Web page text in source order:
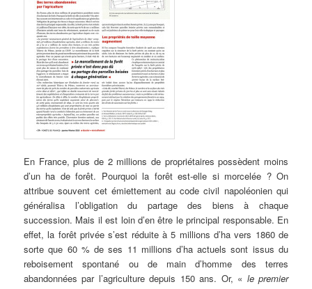
En France, plus de 2 millions de propriétaires possèdent moins
d’un ha de forêt. Pourquoi la forêt est-elle si morcelée ? On
attribue souvent cet émiettement au code civil napoléonien qui
généralisa l’obligation du partage des biens à chaque
succession. Mais il est loin d’en être le principal responsable. En
effet, la forêt privée s’est réduite à 5 millions d’ha vers 1860 de
sorte que 60 % de ses 11 millions d’ha actuels sont issus du
reboisement spontané ou de main d’homme des terres
abandonnées par l’agriculture depuis 150 ans. Or, « le premier